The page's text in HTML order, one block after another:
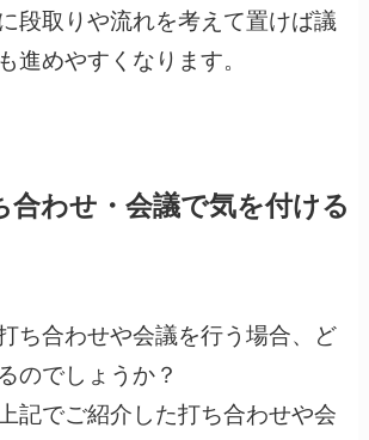
段取りや流れを考えて置けば議
進めやすくなります。
合わせ・会議で気を付ける
ち合わせや会議を行う場合、ど
のでしょうか？
記でご紹介した打ち合わせや会